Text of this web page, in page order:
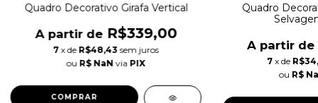
Quadro Decorativo Girafa Vertical
A partir deR$339,00
7 x de R$48,43 sem juros
ou R$ NaN via PIX
COMPRAR
Quadro
A partir de
7 x de
ou R$